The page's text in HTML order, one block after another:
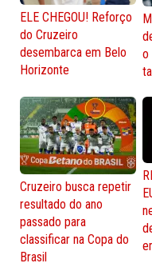
ELE CHEGOU! Reforço
do Cruzeiro
desembarca em Belo
Horizonte
o
Cruzeiro busca repetir
resultado do ano
passado para
classificar na Copa do
Brasil